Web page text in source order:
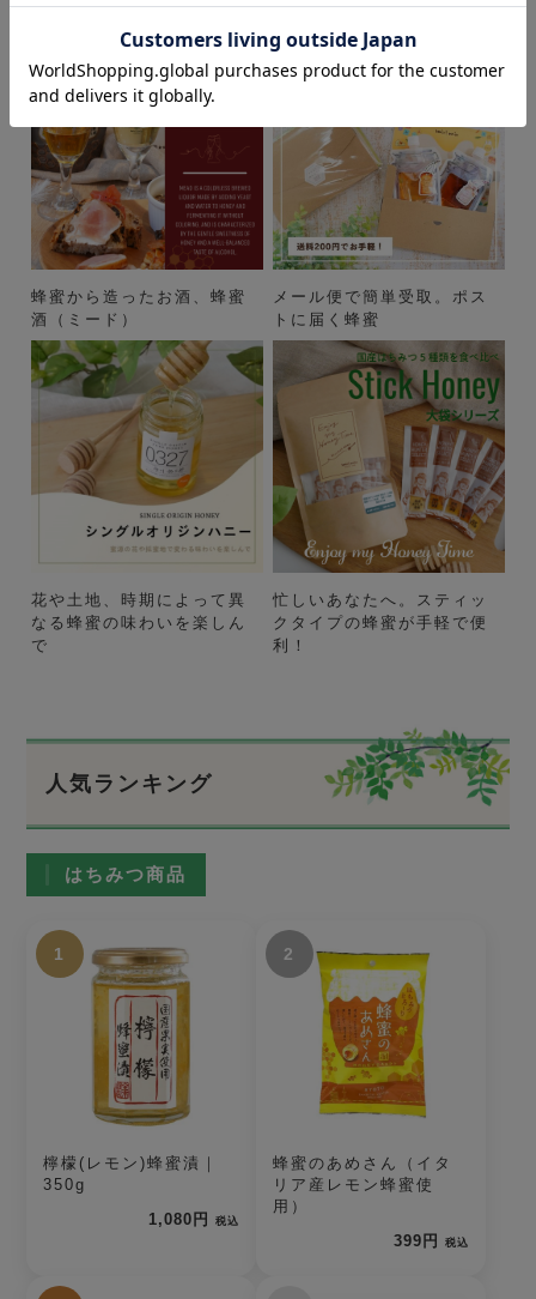
蜂蜜から造ったお酒、蜂蜜
酒（ミード）
メール便で簡単受取。ポス
トに届く蜂蜜
花や土地、時期によって異
なる蜂蜜の味わいを楽しん
で
忙しいあなたへ。スティッ
クタイプの蜂蜜が手軽で便
利！
人気ランキング
はちみつ商品
1
檸檬(レモン)蜂蜜漬｜
350g
1,080円
税込
2
蜂蜜のあめさん（イタ
リア産レモン蜂蜜使
用）
399円
税込